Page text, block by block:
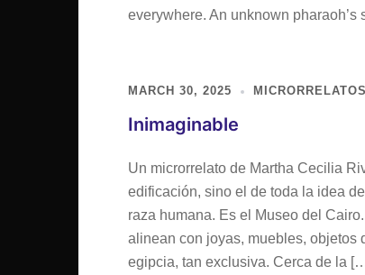
everywhere. An unknown
MARCH 30, 2025
Inimaginable
Un microrrelato de Martha Cecilia
edificación, sino el de toda la idea
raza humana. Es el Museo del
alinean con joyas, muebles, objetos
egipcia, tan exclusiva. Cerca de la